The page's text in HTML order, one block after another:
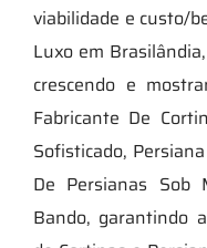
viabilidade e custo/
Luxo em
crescendo e
Fabricante De
Sofisticado,
De Persianas Sob
Bando, garantindo